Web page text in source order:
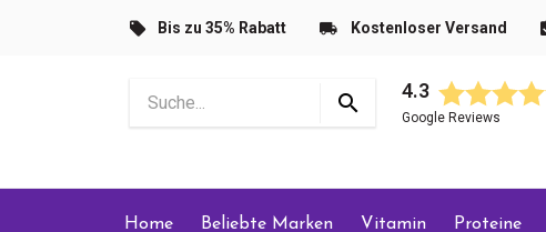
Bis zu 35% Rabatt Kostenloser Versand
4.3
Google Reviews
Home Beliebte Marken Vitamin Proteine